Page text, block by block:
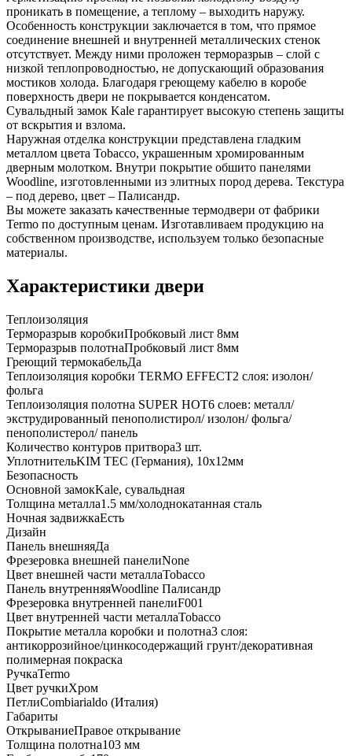
проникать в помещение, а теплому – выходить наружу.
Особенность конструкции заключается в том, что прямое
соединение внешней и внутренней металлических стенок
отсутствует. Между ними проложен терморазрыв – слой с
низкой теплопроводностью, не допускающий образования
мостиков холода. Благодаря греющему кабелю в коробе
поверхность двери не покрывается конденсатом.
Сувальдный замок Kale гарантирует высокую степень защиты
от вскрытия и взлома.
Наружная отделка конструкции представлена гладким
металлом цвета Tobacco, украшенным хромированным
дверным молотком. Внутри покрытие обшито панелями
Woodline, изготовленными из элитных пород дерева. Текстура
– под дерево, цвет – Палисандр.
Вы можете заказать качественные термодвери от фабрики
Termo по доступным ценам. Изготавливаем продукцию на
собственном производстве, используем только безопасные
материалы.
Характеристики двери
Теплоизоляция
Терморазрыв коробкиПробковый лист 8мм
Терморазрыв полотнаПробковый лист 8мм
Греющий термокабельДа
Теплоизоляция коробки TERMO EFFECT2 слоя: изолон/
фольга
Теплоизоляция полотна SUPER НОТ6 слоев: металл/
экструдированный пенополистирол/ изолон/ фольга/
пенополистерол/ панель
Количество контуров притвора3 шт.
УплотнительKIM ТЕС (Германия), 10x12мм
Безопасность
Основной замокKale, сувальдная
Толщина металла1.5 мм/холоднокатанная сталь
Ночная задвижкаЕсть
Дизайн
Панель внешняяДа
Фрезеровка внешней панелиNone
Цвет внешней части металлаTobacco
Панель внутренняяWoodline Палисандр
Фрезеровка внутренней панелиF001
Цвет внутренней части металлаTobacco
Покрытие металла коробки и полотна3 слоя:
антикоррозийное/цинкосодержащий грунт/декоративная
полимерная покраска
РучкаTermo
Цвет ручкиХром
ПетлиCombiarialdo (Италия)
Габариты
ОткрываниеПравое открывание
Толщина полотна103 мм